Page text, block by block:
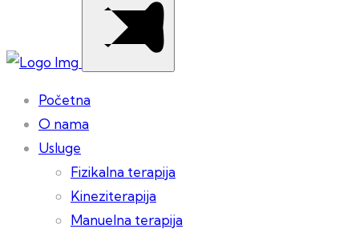
Početna
O nama
Usluge
Fizikalna terapija
Kineziterapija
Manuelna terapija